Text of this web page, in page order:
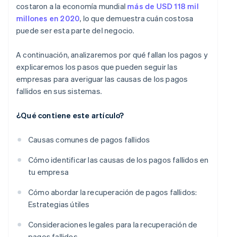
costaron a la economía mundial más de USD 118 mil
millones en 2020, lo que demuestra cuán costosa
puede ser esta parte del negocio.
A continuación, analizaremos por qué fallan los pagos y
explicaremos los pasos que pueden seguir las
empresas para averiguar las causas de los pagos
fallidos en sus sistemas.
¿Qué contiene este artículo?
Causas comunes de pagos fallidos
Cómo identificar las causas de los pagos fallidos en
tu empresa
Cómo abordar la recuperación de pagos fallidos:
Estrategias útiles
Consideraciones legales para la recuperación de